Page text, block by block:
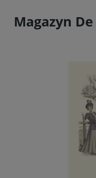
Magazyn